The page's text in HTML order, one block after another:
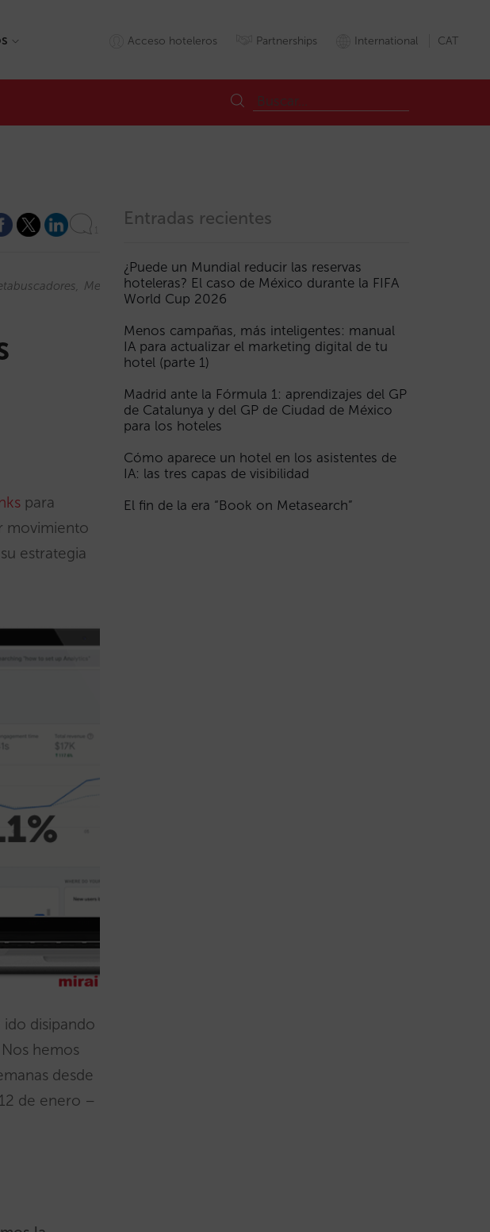
Acceso hoteleros Partnerships International CAT
Metaserch Mirai_metasearch MiraiDIgitalMarketing
para
movimiento
estrategia
disipando
hemos
desde
de enero –
Entradas recientes
¿Puede un Mundial reducir las reservas
hoteleras? El caso de México durante la FIFA
World Cup 2026
Menos campañas, más inteligentes: manual
IA para actualizar el marketing digital de tu
hotel (parte 1)
Madrid ante la Fórmula 1: aprendizajes del GP
de Catalunya y del GP de Ciudad de México
para los hoteles
Cómo aparece un hotel en los asistentes de
IA: las tres capas de visibilidad
El fin de la era “Book on Metasearch”